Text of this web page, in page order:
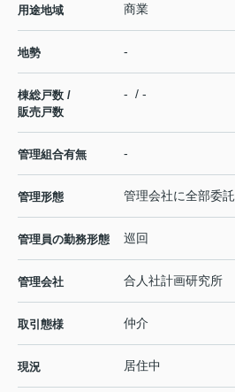
用途地域 商業
地勢 -
棟総戸数 /
販売戸数
- / -
管理組合有無 -
管理形態 管理会社に全部委託
管理員の勤務形態 巡回
管理会社 合人社計画研究所
取引態様 仲介
現況 居住中